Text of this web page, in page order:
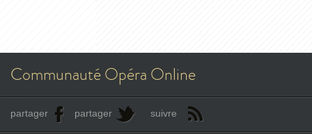
Communauté Opéra Online
partager partager suivre